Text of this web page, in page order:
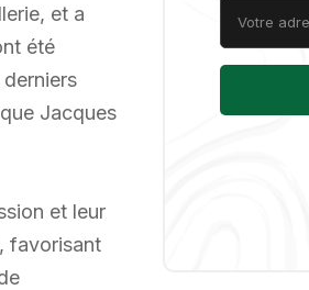
et a
été
Jacques
et leur
favorisant